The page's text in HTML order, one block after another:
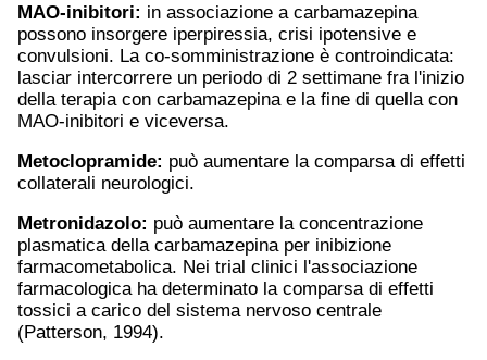
MAO-inibitori: in associazione a carbamazepina
possono insorgere iperpiressia, crisi ipotensive e
convulsioni. La co-somministrazione è controindicata:
lasciar intercorrere un periodo di 2 settimane fra l'inizio
della terapia con carbamazepina e la fine di quella con
MAO-inibitori e viceversa.
Metoclopramide: può aumentare la comparsa di effetti
collaterali neurologici.
Metronidazolo: può aumentare la concentrazione
plasmatica della carbamazepina per inibizione
farmacometabolica. Nei trial clinici l'associazione
farmacologica ha determinato la comparsa di effetti
tossici a carico del sistema nervoso centrale
(Patterson, 1994).